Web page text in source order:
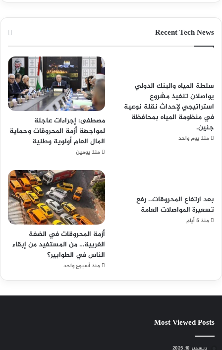
Recent Tech News
سلطة المياه والبنك الدولي
يواصلان تنفيذ مشروع
استراتيجي لإحداث نقلة نوعية
في منظومة المياه بمحافظة
جنين.
منذ يوم واحد
مصطفى: إجراءات عاجلة
لمواجهة أزمة المحروقات وحماية
المال العام أولوية وطنية
منذ يومين
بعد ارتفاع المحروقات.. رفع
تسعيرة المواصلات العامة
منذ 5 أيام
أزمة المحروقات في الضفة
الغربية… من المستفيد من إبقاء
الناس في الطوابير؟
منذ أسبوع واحد
Most Viewed Posts
ديسمبر 10, 2025